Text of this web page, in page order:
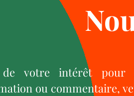
votre intérêt pour
ou commentaire,